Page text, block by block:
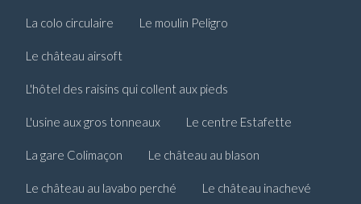
La colo circulaire Le moulin Peligro
Le château airsoft
L'hôtel des raisins qui collent aux pieds
L'usine aux gros tonneaux Le centre Estafette
La gare Colimaçon Le château au blason
Le château au lavabo perché Le château inachevé